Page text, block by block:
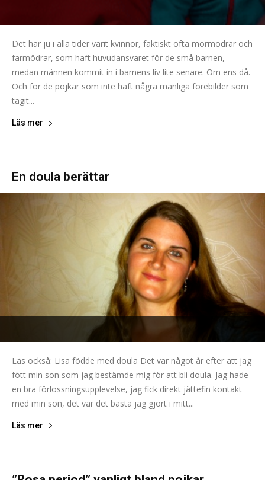
Det har ju i alla tider varit kvinnor, faktiskt ofta mormödrar och
farmödrar, som haft huvudansvaret för de små barnen,
medan männen kommit in i barnens liv lite senare. Om ens då.
Och för de pojkar som inte haft några manliga förebilder som
tagit...
Läs mer
En doula berättar
Läs också: Lisa födde med doula Det var något år efter att jag
fött min son som jag bestämde mig för att bli doula. Jag hade
en bra förlossningsupplevelse, jag fick direkt jättefin kontakt
med min son, det var det bästa jag gjort i mitt...
Läs mer